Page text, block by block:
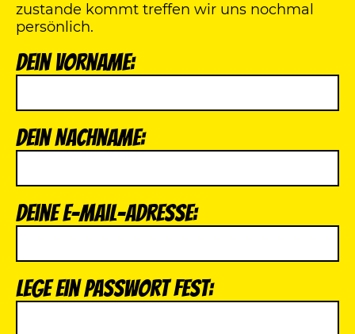
zustande kommt treffen wir uns nochmal
persönlich.
Dein Vorname:
Dein Nachname:
Deine E-Mail-Adresse:
Lege ein Passwort fest: